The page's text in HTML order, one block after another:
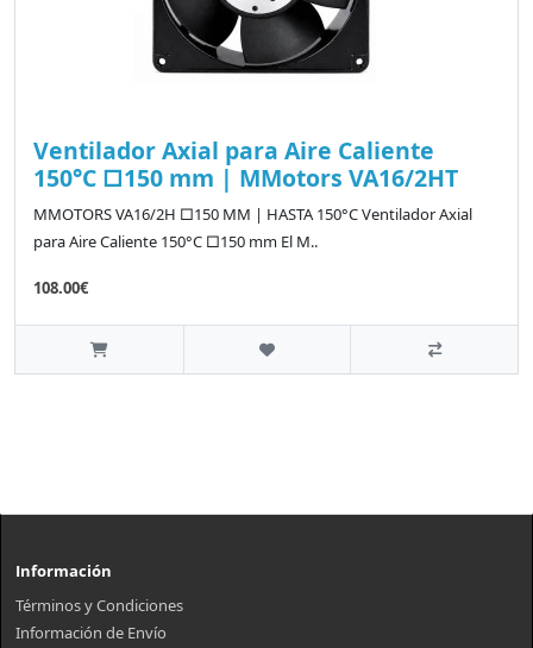
Ventilador Axial para Aire Caliente
150°C □150 mm | MMotors VA16/2HT
MMOTORS VA16/2H □150 MM | HASTA 150°C Ventilador Axial
para Aire Caliente 150°C □150 mm El M..
108.00€
Información
Términos y Condiciones
Información de Envío